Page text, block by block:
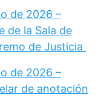
de 2026 –
de la Sala de
de Justicia
de 2026 –
de anotación